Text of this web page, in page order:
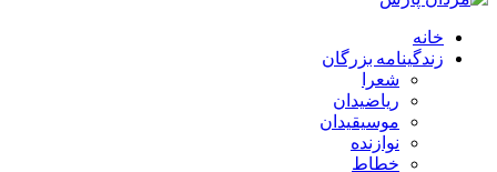
خانه
زندگینامه بزرگان
شعرا
ریاضیدان
موسیقیدان
نوازنده
خطاط